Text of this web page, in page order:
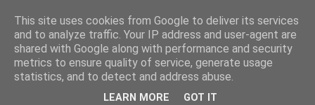
Tél: 06-89-93-96-52 Je suis illustrateur et auteur de bandes
dessinées pour entreprises et particuliers. Vous verrez sur
This site uses cookies from Google to deliver its services
and to analyze traffic. Your IP address and user-agent are
shared with Google along with performance and security
metrics to ensure quality of service, generate usage
statistics, and to detect and address abuse.
LEARN MORE GOT IT